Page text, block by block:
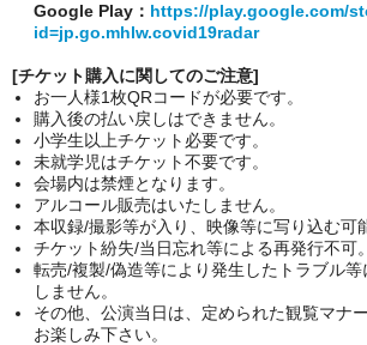
Google Play： https://play.google.com/
id=jp.go.mhlw.covid19radar
[チケット購入に関してのご注意]
お一人様1枚QRコードが必要です。
購入後の払い戻しはできません。
小学生以上チケット必要です。
未就学児はチケット不要です。
会場内は禁煙となります。
アルコール販売はいたしません。
本収録/撮影等が入り、映像等に写り込む可
チケット紛失/当日忘れ等による再発行不可。
転売/複製/偽造等により発生したトラブル
しません。
その他、公演当日は、定められた観覧マナ
お楽しみ下さい。